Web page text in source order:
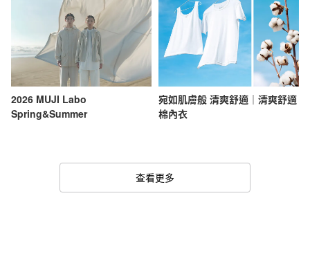
2026 MUJI Labo
Spring&Summer
宛如肌膚般 清爽舒適｜清爽舒適
棉內衣
查看更多